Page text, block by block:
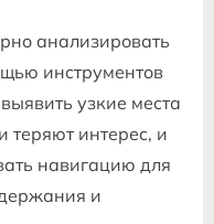
анализировать
инструментов
узкие места
теряют интерес, и
навигацию для
и